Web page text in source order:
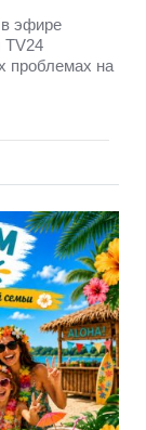
эфире
TV24
проблемах на